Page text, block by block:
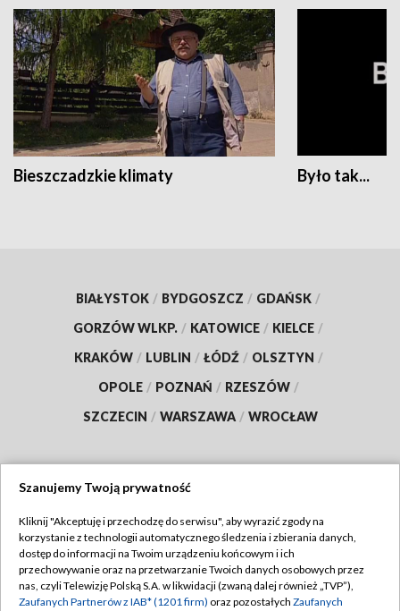
Bieszczadzkie klimaty Było tak...
BIAŁYSTOK / BYDGOSZCZ / GDAŃSK /
GORZÓW WLKP. / KATOWICE / KIELCE /
KRAKÓW / LUBLIN / ŁÓDŹ / OLSZTYN /
OPOLE / POZNAŃ / RZESZÓW /
SZCZECIN / WARSZAWA / WROCŁAW
TVP
Abonament TVP
Emisja w TVP
Regulamin TVP
Polityka prywatności
Szanujemy Twoją prywatność
Kliknij "Akceptuję i przechodzę do serwisu", aby wyrazić zgody na
korzystanie z technologii automatycznego śledzenia i zbierania danych,
dostęp do informacji na Twoim urządzeniu końcowym i ich
przechowywanie oraz na przetwarzanie Twoich danych osobowych przez
nas, czyli Telewizję Polską S.A. w likwidacji (zwaną dalej również „TVP”),
Zaufanych Partnerów z IAB* (1201 firm) oraz pozostałych Zaufanych